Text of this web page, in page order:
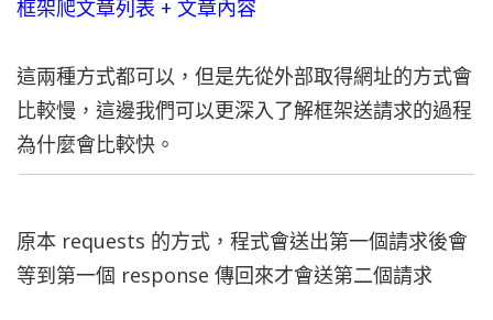
框架爬文章列表 + 文章內容
這兩種方式都可以，但是先從外部取得網址的方式會
比較慢，這邊我們可以更深入了解框架送請求的過程
為什麼會比較快。
原本 requests 的方式，程式會送出第一個請求後會
等到第一個 response 傳回來才會送第二個請求